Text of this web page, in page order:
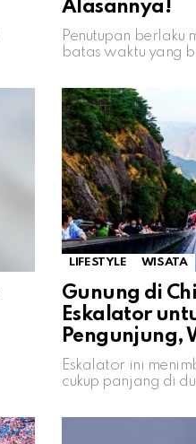
Alasannya!
Penutupan berlaku
batas waktu yang
LIFESTYLE WISATA
Gunung di
Eskalator
Pengunjung,
Eskalator ini
cukup panjang di